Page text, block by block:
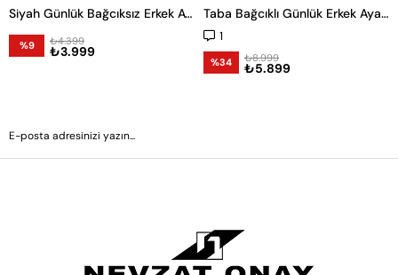
Siyah Günlük Bağcıksız Erkek Ayakkabı -24121-
%9 ₺3.999
₺4.399
Taba Bağcıklı Günlük Erkek Ayakkabı
1
%34 ₺5.899
₺8.999